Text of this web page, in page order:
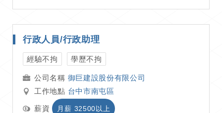
行政人員/行政助理
經驗不拘 學歷不拘
御巨建設股份有限公司
工作地點 台中市南屯區
薪資 月薪 32500以上